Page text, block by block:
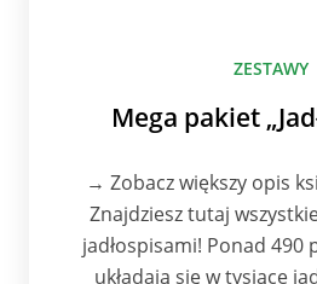
ZESTAWY
Mega pakiet
→ Zobacz większy opis
Znajdziesz tutaj
jadłospisami! Ponad 490
układają się w tysiące